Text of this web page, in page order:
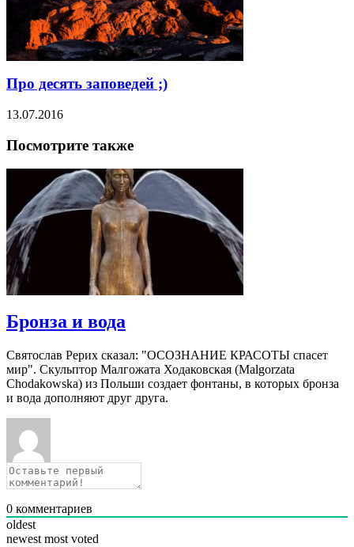
Про десять заповедей ;)
13.07.2016
Посмотрите также
Бронза и вода
Святослав Рерих сказал: "ОСОЗНАНИЕ КРАСОТЫ спасет
мир". Скульптор Малгожата Ходаковская (Malgorzata
Chodakowska) из Польши создает фонтаны, в которых бронза
и вода дополняют друг друга.
0 комментариев
oldest
newest most voted